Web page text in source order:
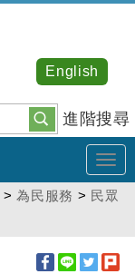
進階搜尋
English
>為民服務 > 民眾